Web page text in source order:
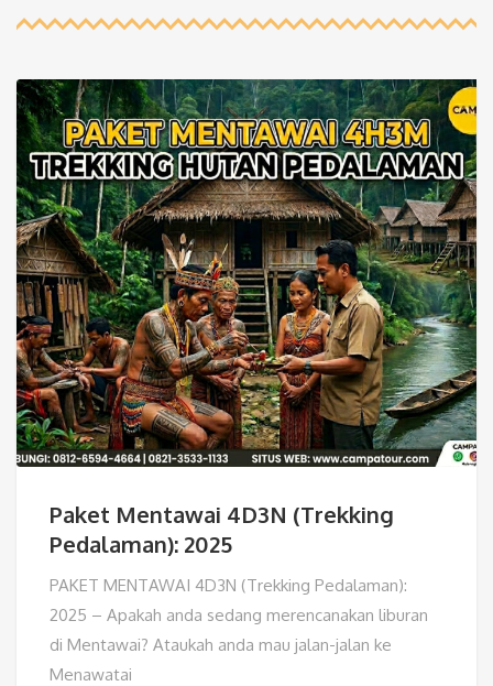
Paket Mentawai 4D3N (Trekking
Pedalaman): 2025
PAKET MENTAWAI 4D3N (Trekking Pedalaman):
2025 – Apakah anda sedang merencanakan liburan
di Mentawai? Ataukah anda mau jalan-jalan ke
Menawatai